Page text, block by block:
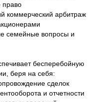
право
коммерческий арбитраж
семейные вопросы и
бесперебойную
беря на себя:
сделок
и отчетности